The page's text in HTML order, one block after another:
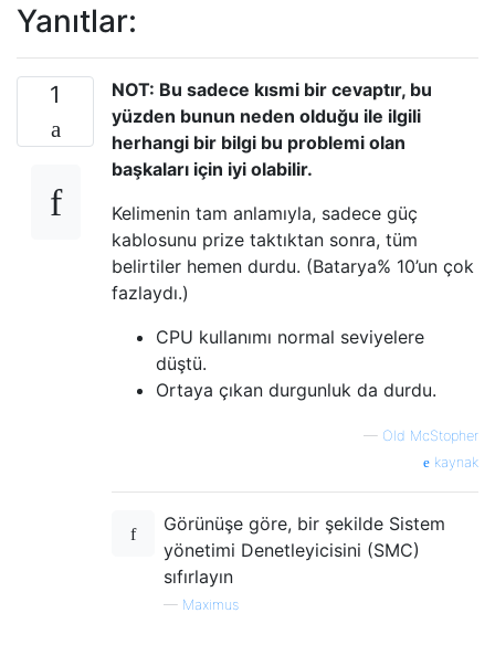
Yanıtlar:
1
NOT: Bu sadece kısmi bir cevaptır, bu
yüzden bunun neden olduğu ile ilgili
herhangi bir bilgi bu problemi olan
başkaları için iyi olabilir.
Kelimenin tam anlamıyla, sadece güç
kablosunu prize taktıktan sonra, tüm
belirtiler hemen durdu. (Batarya% 10’un çok
fazlaydı.)
CPU kullanımı normal seviyelere
düştü.
Ortaya çıkan durgunluk da durdu.
— Old McStopher
kaynak
Görünüşe göre, bir şekilde Sistem
yönetimi Denetleyicisini (SMC)
sıfırlayın
— Maximus